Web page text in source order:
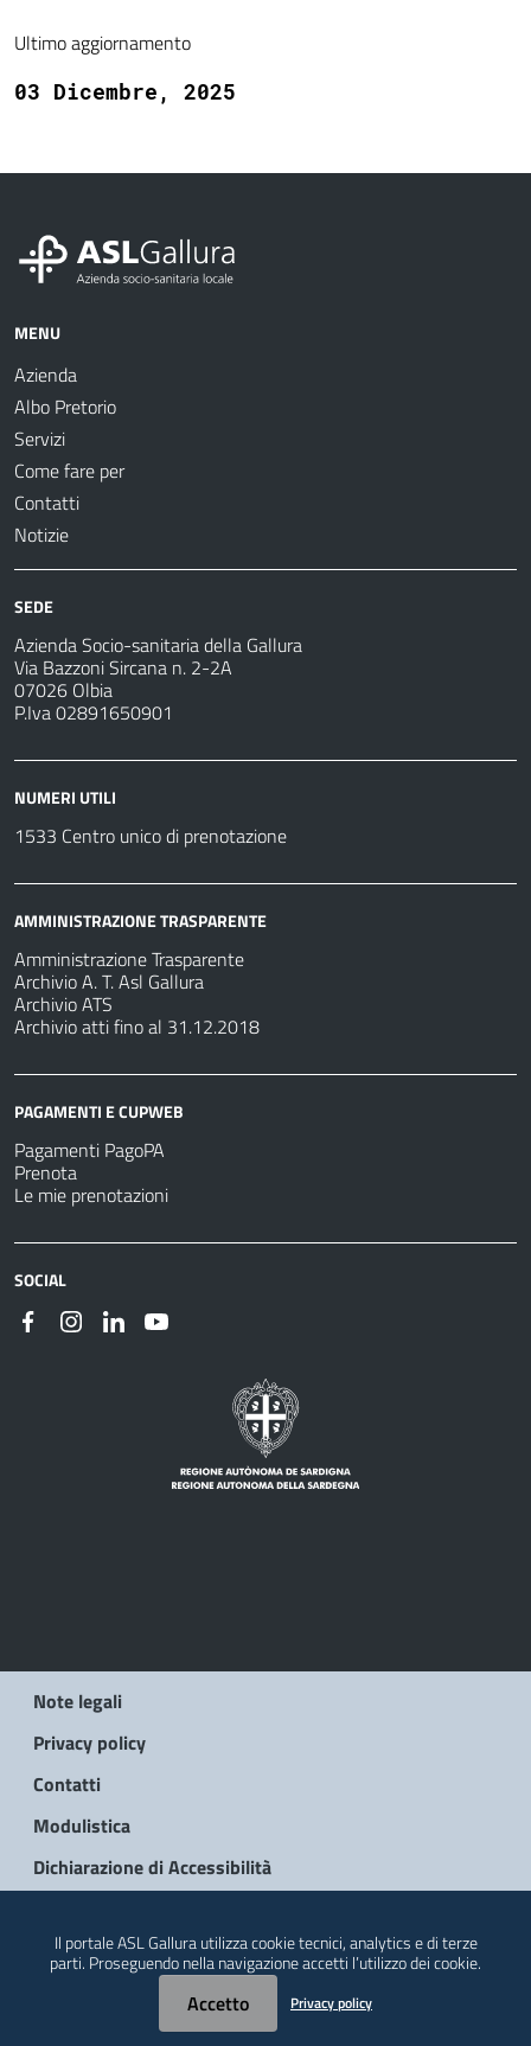
Ultimo aggiornamento
03 Dicembre, 2025
MENU
Azienda
Albo Pretorio
Servizi
Come fare per
Contatti
Notizie
SEDE
Azienda Socio-sanitaria della Gallura
Via Bazzoni Sircana n. 2-2A
07026 Olbia
P.Iva 02891650901
NUMERI UTILI
1533 Centro unico di prenotazione
AMMINISTRAZIONE TRASPARENTE
Amministrazione Trasparente
Archivio A. T. Asl Gallura
Archivio ATS
Archivio atti fino al 31.12.2018
PAGAMENTI E CUPWEB
Pagamenti PagoPA
Prenota
Le mie prenotazioni
SOCIAL
Note legali
Privacy policy
Contatti
Modulistica
Dichiarazione di Accessibilità
Il portale ASL Gallura utilizza cookie tecnici, analytics e di terze
parti. Proseguendo nella navigazione accetti l’utilizzo dei cookie.
Accetto Privacy policy